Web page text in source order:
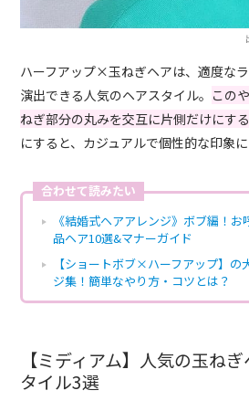
ハーフアップ×玉ねぎヘアは、適度な
演出できる人気のヘアスタイル。 この
ねぎ部分の丸みを交互に片側だけにす
にすると、カジュアルで個性的な印象に
合わせて読みたい
《結婚式ヘアアレンジ》ボブ編！
品ヘア10選&マナーガイド
【ショートボブ×ハーフアップ】の
ジ集！簡単なやり方・コツとは？
【ミディアム】人気の玉ね
タイル3選